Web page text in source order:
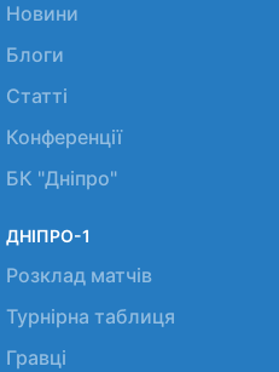
Новини
Блоги
Статті
Конференції
БК "Дніпро"
ДНІПРО-1
Розклад матчів
Турнірна таблиця
Гравці